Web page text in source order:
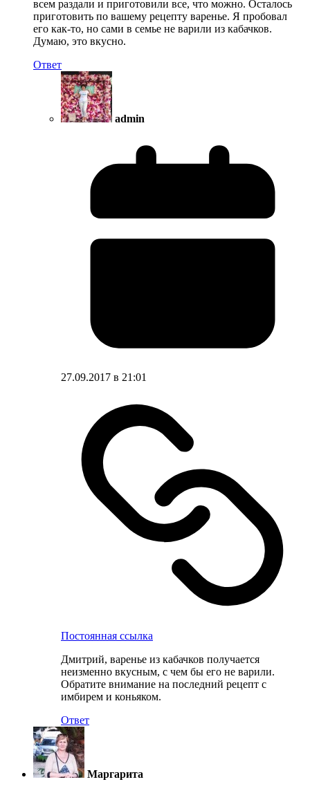
всем раздали и приготовили все, что можно. Осталось
приготовить по вашему рецепту варенье. Я пробовал
его как-то, но сами в семье не варили из кабачков.
Думаю, это вкусно.
Ответ
admin
27.09.2017 в 21:01
Постоянная ссылка
Дмитрий, варенье из кабачков получается
неизменно вкусным, с чем бы его не варили.
Обратите внимание на последний рецепт с
имбирем и коньяком.
Ответ
Маргарита